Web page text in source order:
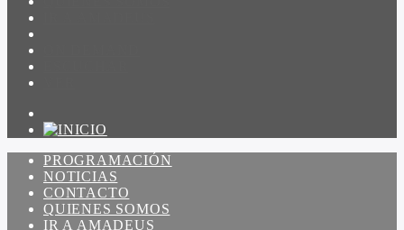
PROGRAMACIÓN
NOTICIAS
CONTACTO
QUIENES SOMOS
IR A AMADEUS